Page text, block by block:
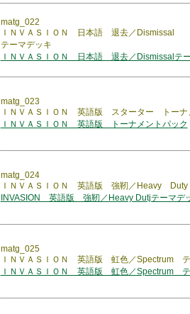
matg_022
ＩＮＶＡＳＩＯＮ 日本語 退去／
テーマデッキ
ＩＮＶＡＳＩＯＮ 日本語 退去／Dismissalテ
matg_023
ＩＮＶＡＳＩＯＮ 英語版 スターター トーナ
ＩＮＶＡＳＩＯＮ 英語版 トーナメントパック
matg_024
ＩＮＶＡＳＩＯＮ 英語版 強靭／Heavy
INVASION 英語版 強靭／Heavy Dutjテーマデ
matg_025
ＩＮＶＡＳＩＯＮ 英語版 虹色／Spectrum テ
ＩＮＶＡＳＩＯＮ 英語版 虹色／Spectrum